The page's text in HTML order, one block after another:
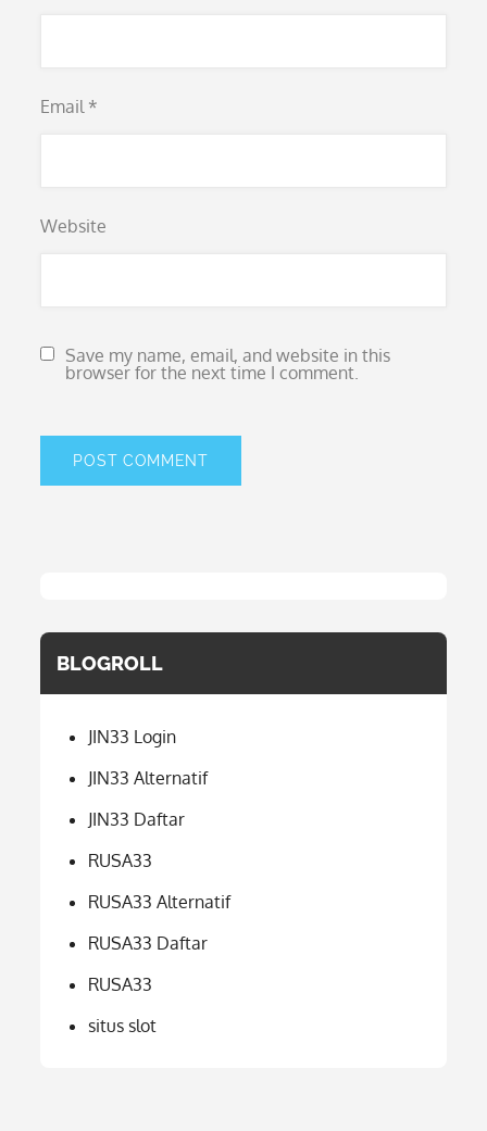
Email *
Website
Save my name, email, and website in this
browser for the next time I comment.
BLOGROLL
JIN33 Login
JIN33 Alternatif
JIN33 Daftar
RUSA33
RUSA33 Alternatif
RUSA33 Daftar
RUSA33
situs slot